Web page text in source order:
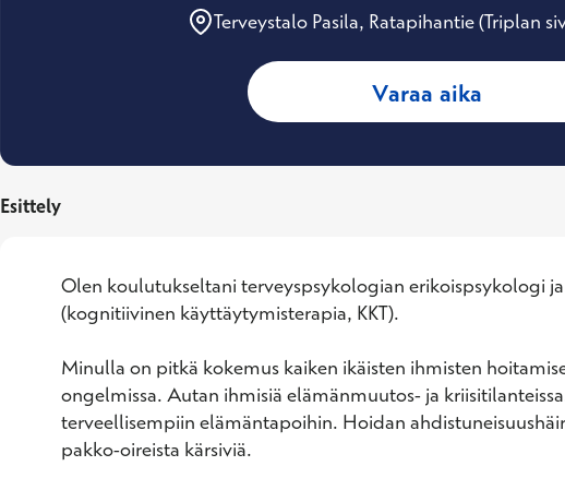
Terveystalo Pasila, Ratapihantie (Triplan
Varaa aika :
Esittely
Olen koulutukseltani terveyspsykologian erikoispsykologi
(kognitiivinen käyttäytymisterapia, KKT).
Minulla on pitkä kokemus kaiken ikäisten ihmisten
ongelmissa. Autan ihmisiä elämänmuutos- ja
terveellisempiin elämäntapoihin. Hoidan
pakko-oireista kärsiviä.